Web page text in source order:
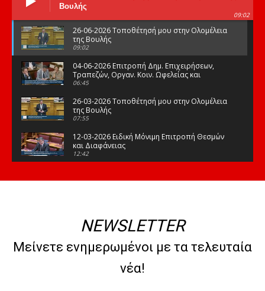
Βουλής
09:02
26-06-2026 Τοποθέτησή μου στην Ολομέλεια
της Βουλής
09:02
04-06-2026 Επιτροπή Δημ. Επιχειρήσεων,
Τραπεζών, Οργαν. Κοιν. Ωφελείας και
Φορέων Κοινων. Ασφάλισης
06:45
26-03-2026 Τοποθέτησή μου στην Ολομέλεια
της Βουλής
07:55
12-03-2026 Ειδική Μόνιμη Επιτροπή Θεσμών
και Διαφάνειας
12:42
της Βουλής
08:47
10-02-2026 Διαρκής Επιτροπή Μορφωτικών
Υποθέσεων
NEWSLETTER
Μείνετε ενημερωμένοι με τα τελευταία
νέα!